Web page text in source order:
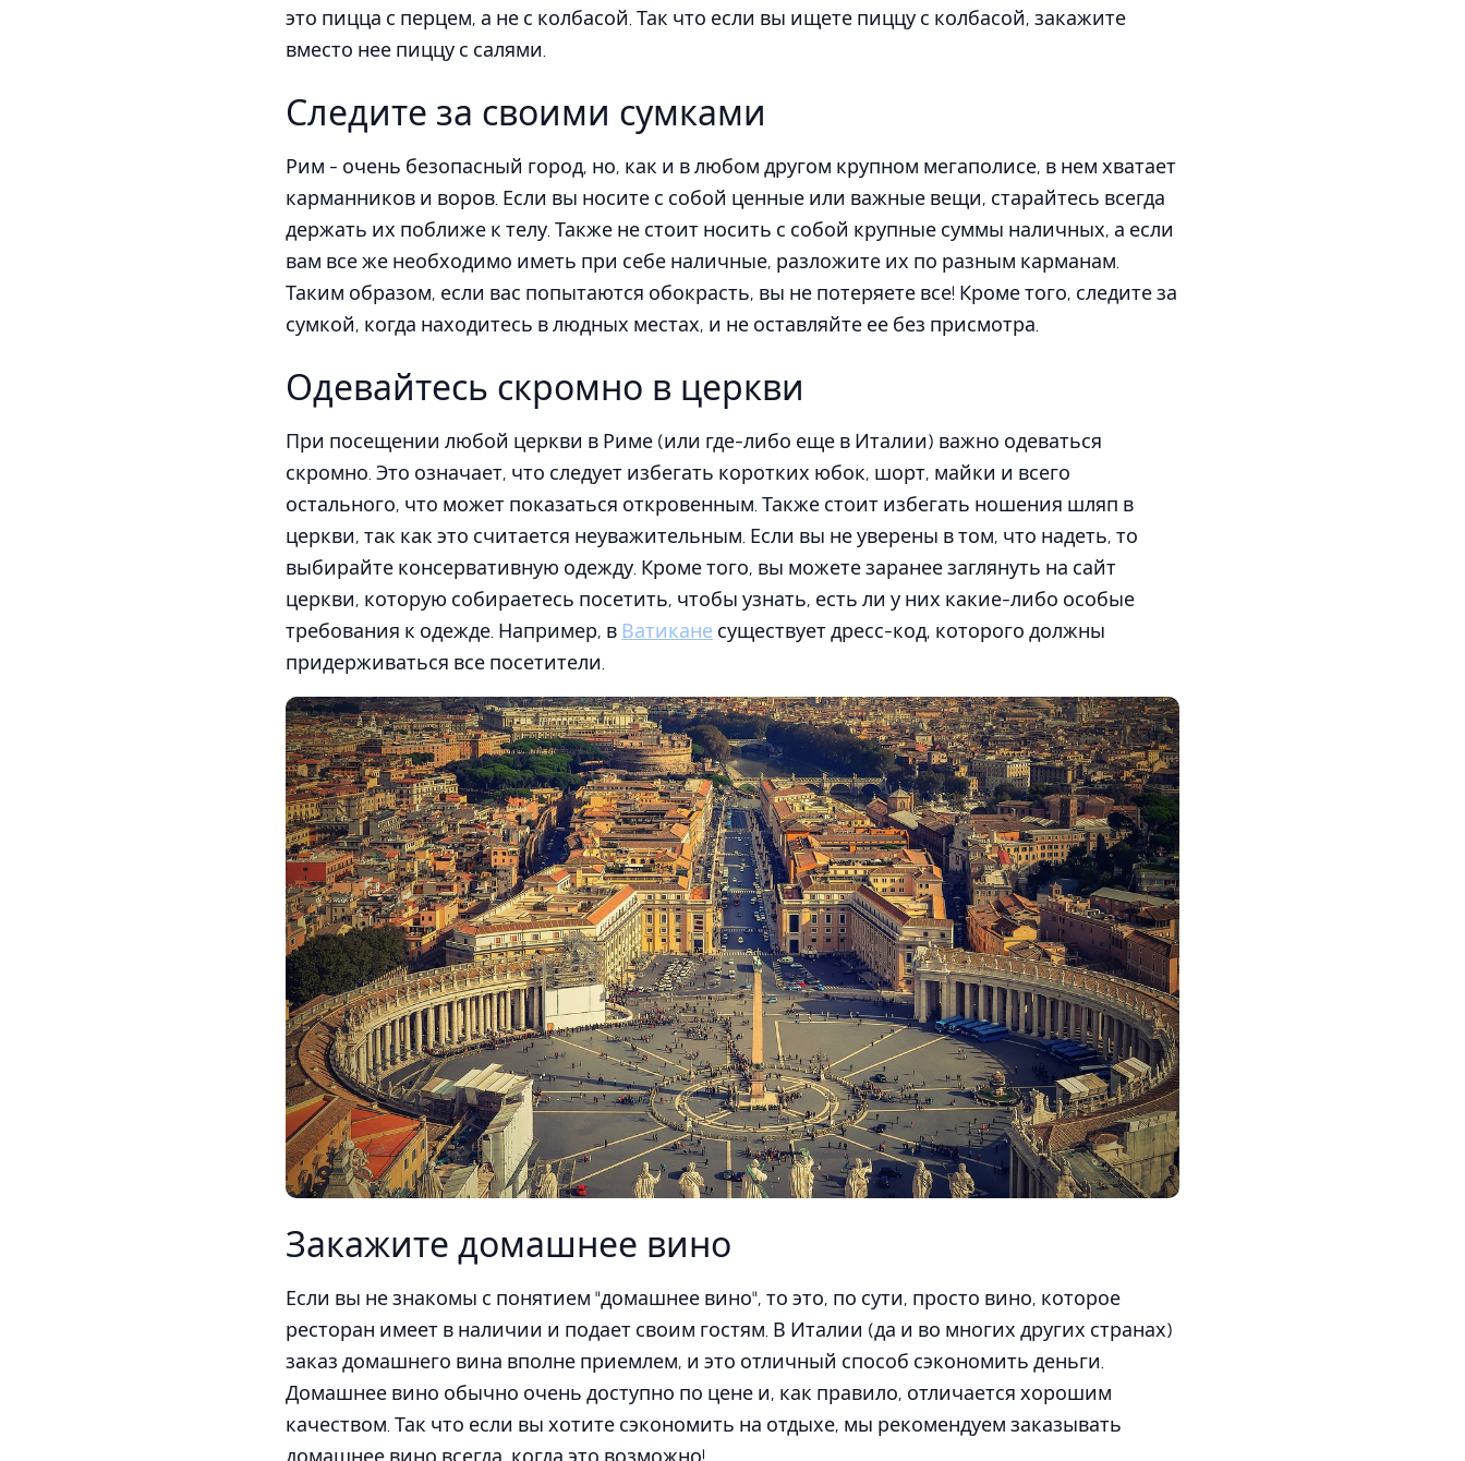
это пицца с перцем, а не с колбасой. Так что если вы ищете пиццу с колбасой, закажите
вместо нее пиццу с салями.
Следите за своими сумками
Рим - очень безопасный город, но, как и в любом другом крупном мегаполисе, в нем хватает
карманников и воров. Если вы носите с собой ценные или важные вещи, старайтесь всегда
держать их поближе к телу. Также не стоит носить с собой крупные суммы наличных, а если
вам все же необходимо иметь при себе наличные, разложите их по разным карманам.
Таким образом, если вас попытаются обокрасть, вы не потеряете все! Кроме того, следите за
сумкой, когда находитесь в людных местах, и не оставляйте ее без присмотра.
Одевайтесь скромно в церкви
При посещении любой церкви в Риме (или где-либо еще в Италии) важно одеваться
скромно. Это означает, что следует избегать коротких юбок, шорт, майки и всего
остального, что может показаться откровенным. Также стоит избегать ношения шляп в
церкви, так как это считается неуважительным. Если вы не уверены в том, что надеть, то
выбирайте консервативную одежду. Кроме того, вы можете заранее заглянуть на сайт
церкви, которую собираетесь посетить, чтобы узнать, есть ли у них какие-либо особые
требования к одежде. Например, в Ватикане существует дресс-код, которого должны
придерживаться все посетители.
Закажите домашнее вино
Если вы не знакомы с понятием "домашнее вино", то это, по сути, просто вино, которое
ресторан имеет в наличии и подает своим гостям. В Италии (да и во многих других странах)
заказ домашнего вина вполне приемлем, и это отличный способ сэкономить деньги.
Домашнее вино обычно очень доступно по цене и, как правило, отличается хорошим
качеством. Так что если вы хотите сэкономить на отдыхе, мы рекомендуем заказывать